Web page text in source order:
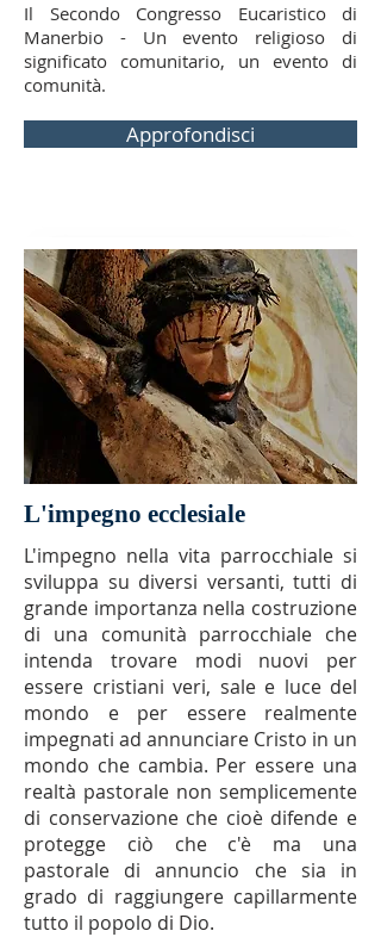
Il Secondo Congresso Eucaristico di
Manerbio - Un evento religioso di
significato comunitario, un evento di
comunità.
Approfondisci
L'impegno ecclesiale
L'impegno nella vita parrocchiale si
sviluppa su diversi versanti, tutti di
grande importanza nella costruzione
di una comunità parrocchiale che
intenda trovare modi nuovi per
essere cristiani veri, sale e luce del
mondo e per essere realmente
impegnati ad annunciare Cristo in un
mondo che cambia. Per essere una
realtà pastorale non semplicemente
di conservazione che cioè difende e
protegge ciò che c'è ma una
pastorale di annuncio che sia in
grado di raggiungere capillarmente
tutto il popolo di Dio.